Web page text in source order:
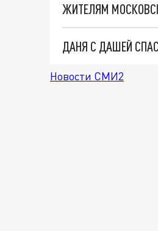
ДАНЯ С ДАШЕЙ
Новости СМИ2